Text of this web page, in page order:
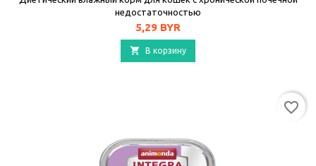
недостаточностью
Цена
5,29 BYR
 В корзину
favorite_border